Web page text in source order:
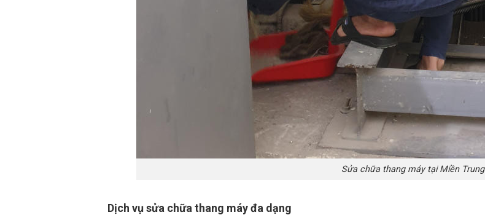
Sửa chữa thang máy tại Miền Trung
Dịch vụ sửa chữa thang máy đa dạng